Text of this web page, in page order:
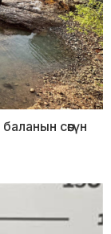
сөөгүн